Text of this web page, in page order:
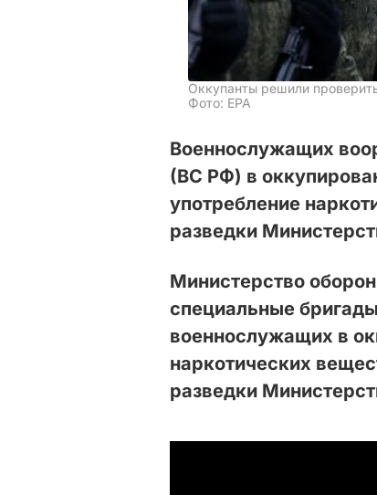
Оккупанты решили
Фото: EPA
Военнослужащих
(ВС РФ) в
употребление
разведки
Министерство
специальные
военнослужащих в
наркотических
разведки